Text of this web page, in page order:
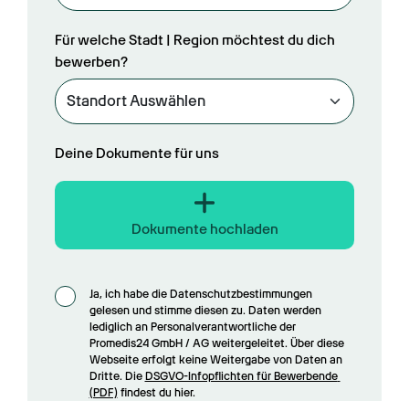
Für welche Stadt | Region möchtest du dich
bewerben?
Deine Dokumente für uns
Dokumente hochladen
Ja, ich habe die Datenschutzbestimmungen
gelesen und stimme diesen zu. Daten werden
lediglich an Personalverantwortliche der
Promedis24 GmbH / AG weitergeleitet. Über diese
Webseite erfolgt keine Weitergabe von Daten an
Dritte. Die DSGVO-Infopflichten für Bewerbende
(PDF) findest du hier.